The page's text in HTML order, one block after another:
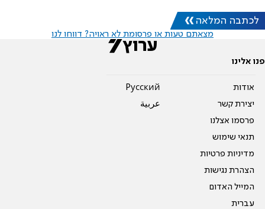
לכתבה המלאה
מצאתם טעות או פרסומת לא ראויה? דווחו לנו
פנו אלינו
אודות
יצירת קשר
פרסמו אצלנו
תנאי שימוש
מדיניות פרטיות
הצהרת נגישות
המייל האדום
עברית
Pусский
عربية